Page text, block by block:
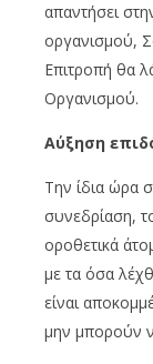
απαντήσει
οργανισμού,
Επιτροπή θα
Οργανισμού.
Αύξηση
Την ίδια ώρα
συνεδρίαση,
οροθετικά
με τα όσα
είναι
μην μπορούν